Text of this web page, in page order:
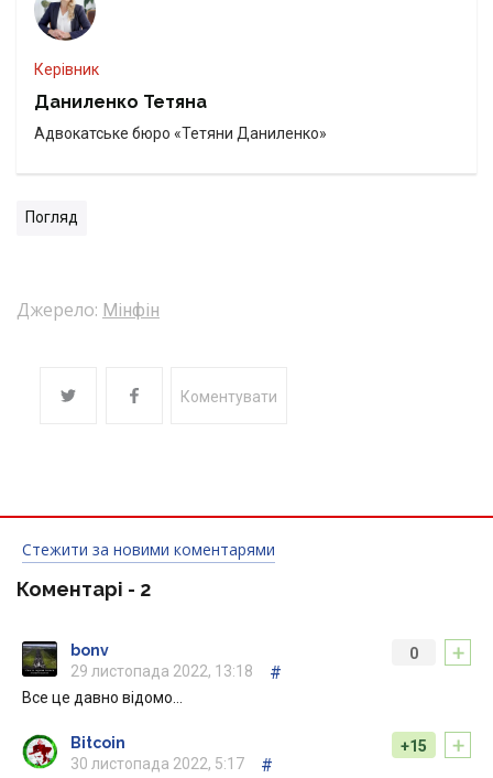
Керівник
Даниленко Тетяна
Адвокатське бюро «Тетяни Даниленко»
Погляд
Джерело: Мінфін
Коментувати
Стежити за новими коментарями
Коментарі - 2
+
0
bonv
29 листопада 2022, 13:18
#
Все це давно відомо…
+
+15
Bitcoin
30 листопада 2022, 5:17
#